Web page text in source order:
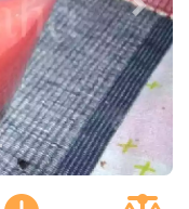
Next